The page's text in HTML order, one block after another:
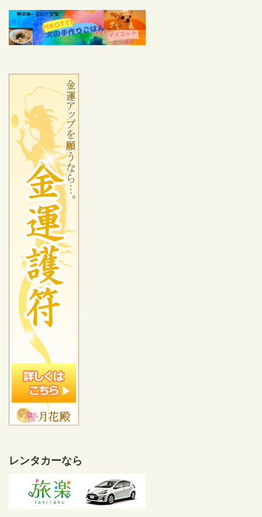
レンタカーなら